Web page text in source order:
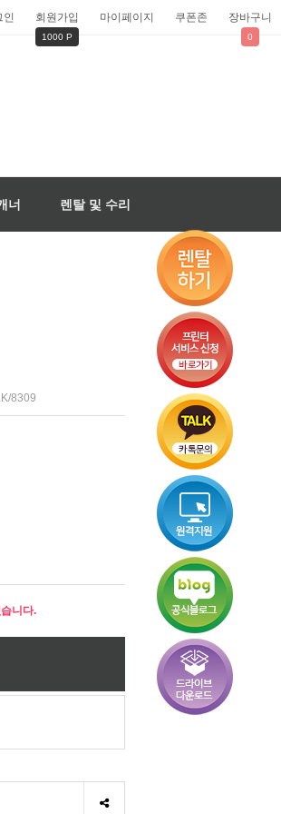
인 회원가입
1000 P
마이페이지 쿠폰존 장바구니
0
너 렌탈 및 수리
8309
니다.